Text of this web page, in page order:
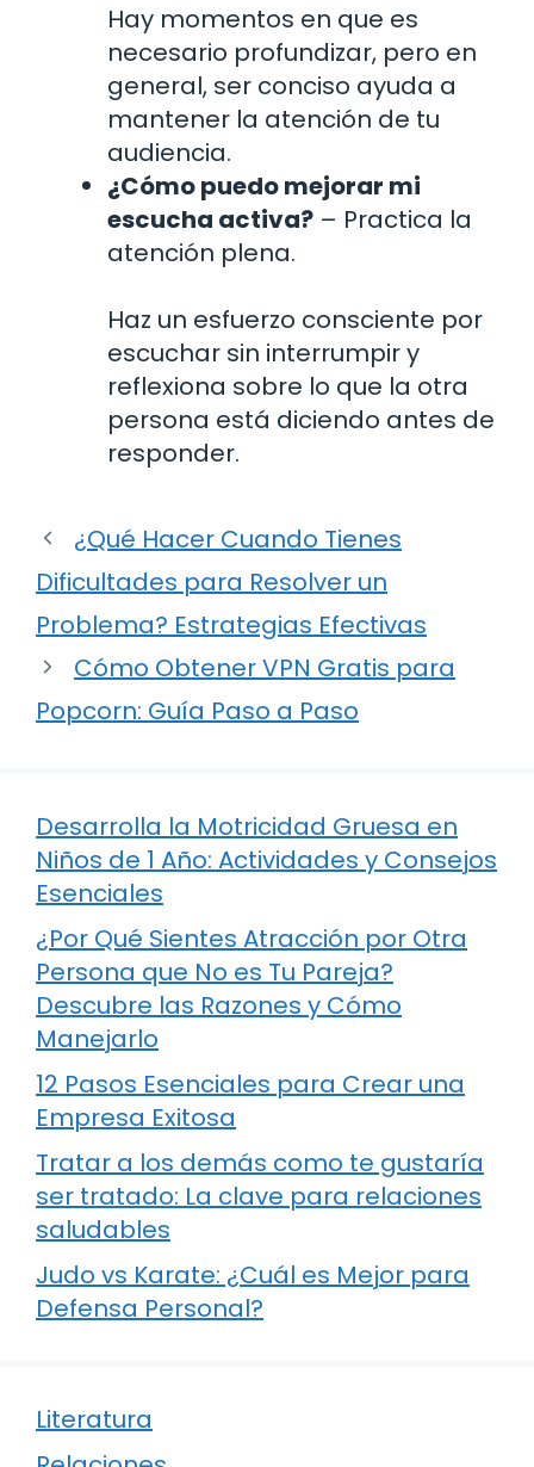
Hay momentos en que es
necesario profundizar, pero en
general, ser conciso ayuda a
mantener la atención de tu
audiencia.
¿Cómo puedo mejorar mi
escucha activa? – Practica la
atención plena.
Haz un esfuerzo consciente por
escuchar sin interrumpir y
reflexiona sobre lo que la otra
persona está diciendo antes de
responder.
¿Qué Hacer Cuando Tienes
Dificultades para Resolver un
Problema? Estrategias Efectivas
Cómo Obtener VPN Gratis para
Popcorn: Guía Paso a Paso
Desarrolla la Motricidad Gruesa en
Niños de 1 Año: Actividades y Consejos
Esenciales
¿Por Qué Sientes Atracción por Otra
Persona que No es Tu Pareja?
Descubre las Razones y Cómo
Manejarlo
12 Pasos Esenciales para Crear una
Empresa Exitosa
Tratar a los demás como te gustaría
ser tratado: La clave para relaciones
saludables
Judo vs Karate: ¿Cuál es Mejor para
Defensa Personal?
Literatura